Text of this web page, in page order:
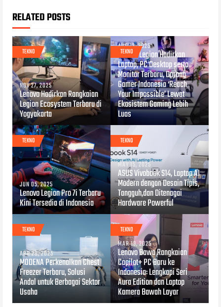
RELATED POSTS
TEKNO
NOV 27, 2025
Lenovo Hadirkan Rangkaian
Legion Ecosystem Terbaru di
Yogyakarta
TEKNO
AUG 12, 2025
Lenovo Legion Hadirkan
Laptop, PC Desktop serta
Monitor Terbaru, Dorong
Gamer Indonesia ‘Reach
Your Impossible’ Lewat
Ekosistem Gaming Lebih
Luas
TEKNO
JUN 05, 2025
Lenovo Legion Pro 7i Terbaru
Kini Tersedia di Indonesia
TEKNO
MAY 15, 2025
ASUS Vivobook S14, Laptop AI
Modern dengan Desain Tipis,
Tangguh,dan Ditenagai
Hardware Powerful
TEKNO
APR 28, 2025
MODENA Perkenalkan Chest
Freezer Terbaru, Solusi
Andal untuk Berbagai Sektor
Usaha
TEKNO
MAR 13, 2025
Lenovo Bawa Rangkaian
Copilot+ PC Baru ke
Indonesia: Lengkapi Seri
Aura Edition dan Laptop
Kamera Bawah Layar